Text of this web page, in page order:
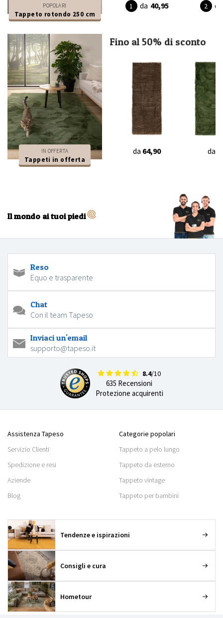
POPOLARI
Tappeto rotondo 250 cm
da 40,95 da
IN OFFERTA
Tappeti in offerta
Fino al 50% di sconto
da 64,90 da
Il mondo ai tuoi piedi
Reso
Equo e trasparente
Chat
Con il team Tapeso
Inviaci un'email
supporto@tapeso.it
8.4/10
635 Recensioni
Protezione acquirenti
Assistenza Tapeso
Servizio Clienti
Spedizione e resi
Aziende
Blog
Categorie popolari
Tappeto a pelo lungo
Tappeto da esterno
Tappeto vintage
Tappeto per bambini
Tendenze e ispirazioni
Consigli e cura
Hometour